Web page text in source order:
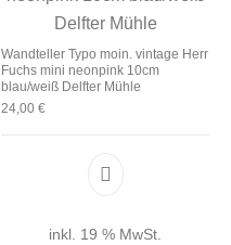
Wandteller Typo moin. vintage Herr
Fuchs mini neonpink 10cm
blau/weiß Delfter Mühle
24,00 €
inkl. 19 % MwSt.